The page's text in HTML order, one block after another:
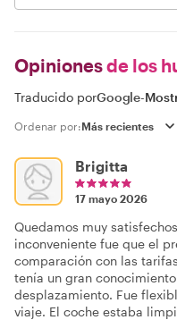
Opinionesde los
Traducido porGoogle-
Ordenar por:
Brigitta
17 mayo 2026
Quedamos muy
inconveniente fue que el
comparación con las
tenía un gran
desplazamiento. Fue
viaje. El coche estaba